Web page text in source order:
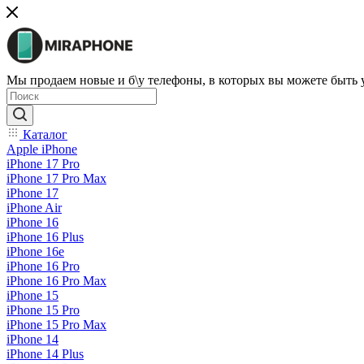
Мы продаем новые и б\у телефоны, в которых вы можете быть
Каталог
Apple iPhone
iPhone 17 Pro
iPhone 17 Pro Max
iPhone 17
iPhone Air
iPhone 16
iPhone 16 Plus
iPhone 16e
iPhone 16 Pro
iPhone 16 Pro Max
iPhone 15
iPhone 15 Pro
iPhone 15 Pro Max
iPhone 14
iPhone 14 Plus